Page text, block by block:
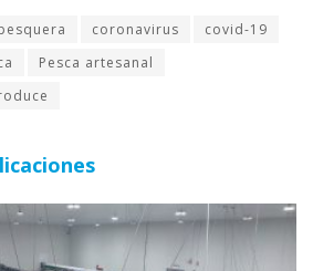
coronavirus
covid-19
Pesca artesanal